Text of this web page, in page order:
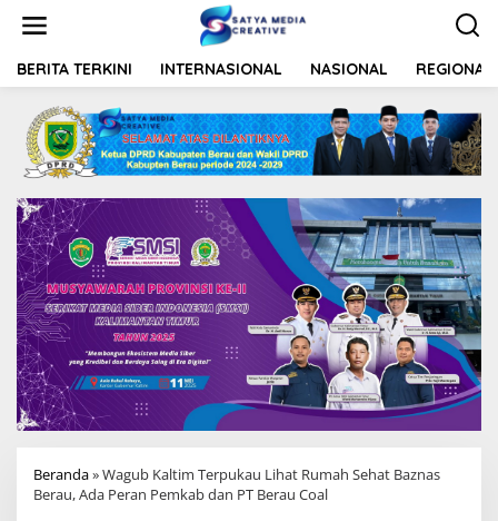
t
BERITA TERKINI INTERNASIONAL NASIONAL REGIONAL
Beranda»Wagub Kaltim Terpukau Lihat Rumah Sehat Baznas
Berau, Ada Peran Pemkab dan PT Berau Coal